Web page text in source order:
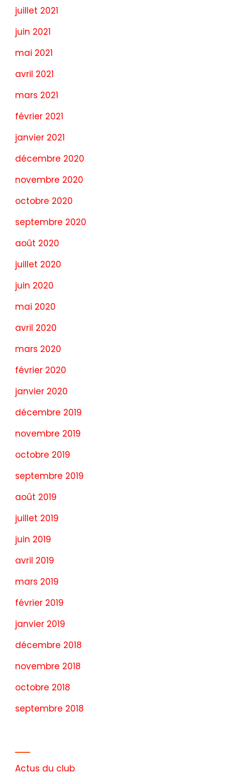
juillet 2021
juin 2021
mai 2021
avril 2021
mars 2021
février 2021
janvier 2021
décembre 2020
novembre 2020
octobre 2020
septembre 2020
août 2020
juillet 2020
juin 2020
mai 2020
avril 2020
mars 2020
février 2020
janvier 2020
décembre 2019
novembre 2019
octobre 2019
septembre 2019
août 2019
juillet 2019
juin 2019
avril 2019
mars 2019
février 2019
janvier 2019
décembre 2018
novembre 2018
octobre 2018
septembre 2018
Actus du club